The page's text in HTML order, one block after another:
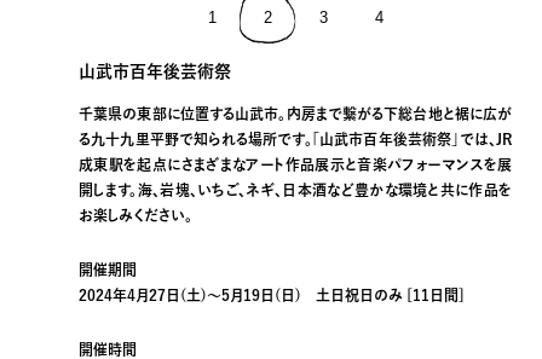
1 2 3 4
山武市百年後芸術祭
千葉県の東部に位置する⼭武市。内房まで繋がる下総台地と裾に広が
る九⼗九⾥平野で知られる場所です。「山武市百年後芸術祭」では、JR
成東駅を起点にさまざまなアート作品展示と音楽パフォーマンスを展
開します。海、岩塊、いちご、ネギ、⽇本酒など豊かな環境と共に作品を
お楽しみください。
開催期間
2024年4月27日(土)〜5月19日(日) 土日祝日のみ [11日間]
開催時間